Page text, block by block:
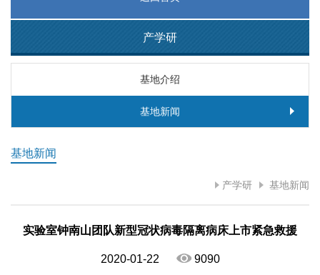
产学研
基地介绍
基地新闻
基地新闻
产学研 基地新闻
实验室钟南山团队新型冠状病毒隔离病床上市紧急救援
2020-01-22 9090